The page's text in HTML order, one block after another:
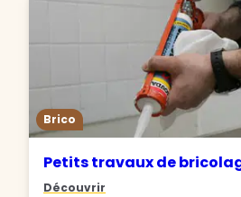
Brico
Petits travaux de
Découvrir